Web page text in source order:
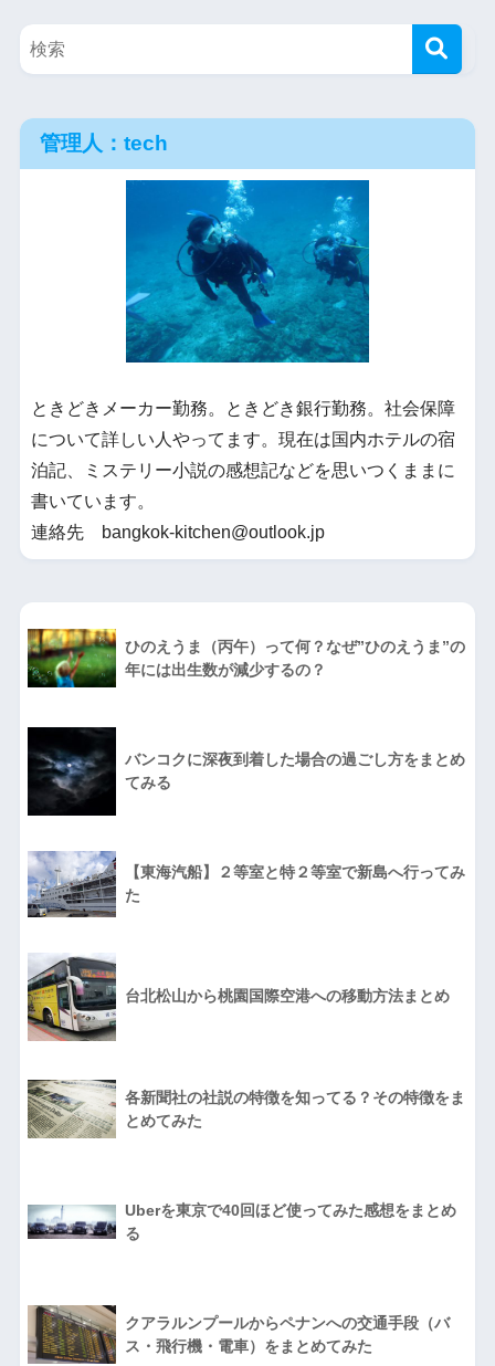
管理人：tech
ときどきメーカー勤務。ときどき銀行勤務。社会保障
について詳しい人やってます。現在は国内ホテルの宿
泊記、ミステリー小説の感想記などを思いつくままに
書いています。
連絡先 bangkok-kitchen@outlook.jp
ひのえうま（丙午）って何？なぜ”ひのえうま”の
年には出生数が減少するの？
バンコクに深夜到着した場合の過ごし方をまとめ
てみる
【東海汽船】２等室と特２等室で新島へ行ってみ
た
台北松山から桃園国際空港への移動方法まとめ
各新聞社の社説の特徴を知ってる？その特徴をま
とめてみた
Uberを東京で40回ほど使ってみた感想をまとめ
る
クアラルンプールからペナンへの交通手段（バ
ス・飛行機・電車）をまとめてみた